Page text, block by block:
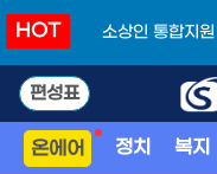
HOT
소상인 통합지원
편성표
온에어 정치 복지